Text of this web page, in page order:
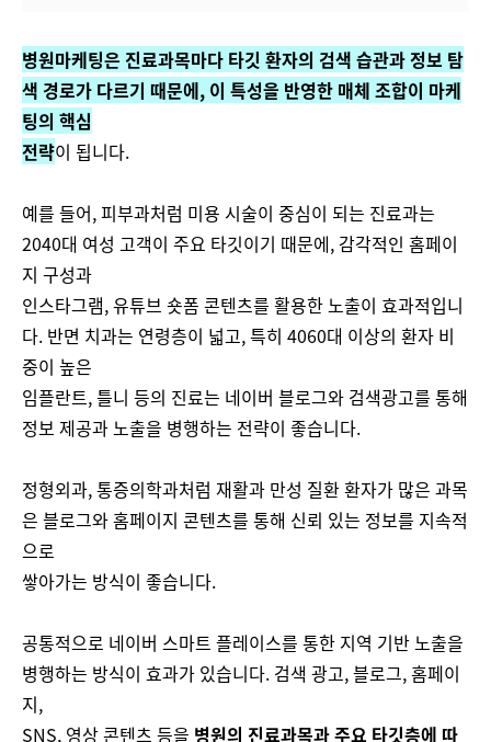
병원마케팅은 진료과목마다 타깃 환자의 검색 습관과 정보 탐
색 경로가 다르기 때문에, 이 특성을 반영한 매체 조합이 마케
팅의 핵심
전략이 됩니다.
예를 들어, 피부과처럼 미용 시술이 중심이 되는 진료과는
2040대 여성 고객이 주요 타깃이기 때문에, 감각적인 홈페이
지 구성과
인스타그램, 유튜브 숏폼 콘텐츠를 활용한 노출이 효과적입니
다. 반면 치과는 연령층이 넓고, 특히 4060대 이상의 환자 비
중이 높은
임플란트, 틀니 등의 진료는 네이버 블로그와 검색광고를 통해
정보 제공과 노출을 병행하는 전략이 좋습니다.
정형외과, 통증의학과처럼 재활과 만성 질환 환자가 많은 과목
은 블로그와 홈페이지 콘텐츠를 통해 신뢰 있는 정보를 지속적
으로
쌓아가는 방식이 좋습니다.
공통적으로 네이버 스마트 플레이스를 통한 지역 기반 노출을
병행하는 방식이 효과가 있습니다. 검색 광고, 블로그, 홈페이
지,
SNS, 영상 콘텐츠 등을 병원의 진료과목과 주요 타깃층에 따